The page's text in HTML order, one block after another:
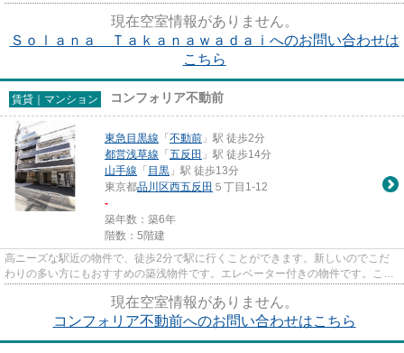
現在空室情報がありません。
Ｓｏｌａｎａ Ｔａｋａｎａｗａｄａｉへのお問い合わせは
こちら
賃貸｜マンション コンフォリア不動前
東急目黒線 「 不動前 」駅 徒歩2分
都営浅草線 「 五反田 」駅 徒歩14分
山手線 「 目黒 」駅 徒歩13分
東京都品川区西五反田 ５丁目1-12
-
築年数：築6年
階数：5階建
高ニーズな駅近の物件で、徒歩2分で駅に行くことができます。新しいのでこだ
わりの多い方にもおすすめの築浅物件です。エレベーター付きの物件です。こち
現在空室情報がありません。
コンフォリア不動前へのお問い合わせはこちら